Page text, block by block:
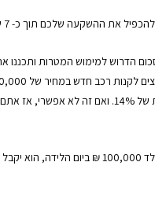
הדרוש למימוש המטרות
למצוא השקעה שתתן לכם תשואה שנתית של 14%.